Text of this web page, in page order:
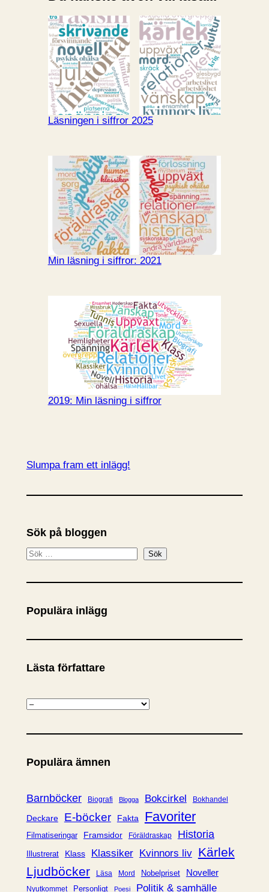
Läsningen i siffror 2025
Min läsning i siffror: 2021
2019: Min läsning i siffror
Slumpa fram ett inlägg!
Sök på bloggen
S
k
Sök
Populära inlägg
Lästa författare
K
t
g
r
i
Populära ämnen
Barnböcker Biografi Blogga Bokcirkel Bokhandel
Deckare E-böcker Fakta Favoriter
Filmatiseringar Framsidor Föräldraskap Historia
Illustrerat Klass Klassiker Kvinnors liv Kärlek
Ljudböcker
Läsa Mord Nobelpriset Noveller
Nyutkommet Personligt Poesi Politik & samhälle